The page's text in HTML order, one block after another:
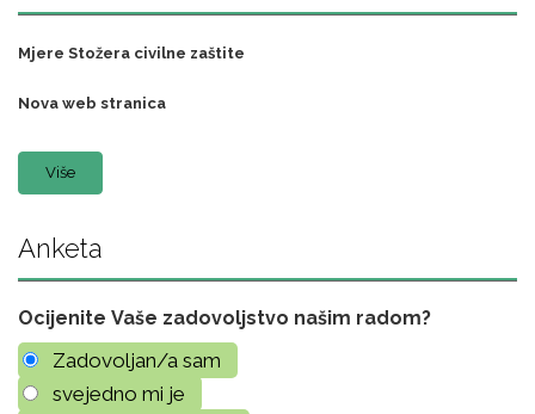
Mjere Stožera civilne zaštite
Nova web stranica
Više
Anketa
Ocijenite Vaše zadovoljstvo našim radom?
Zadovoljan/a sam
svejedno mi je